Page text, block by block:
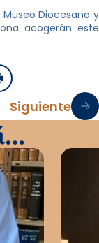
Diocesano y
acogerán este
Siguiente